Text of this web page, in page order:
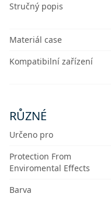
Stručný popis
Materiál case
Kompatibilní zařízení
RŮZNÉ
Určeno pro
Protection From
Enviromental Effects
Barva